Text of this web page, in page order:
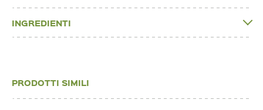
INGREDIENTI
PRODOTTI SIMILI